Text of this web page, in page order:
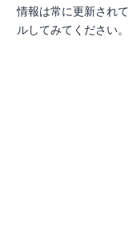
情報は常に更新され
ルしてみてください。